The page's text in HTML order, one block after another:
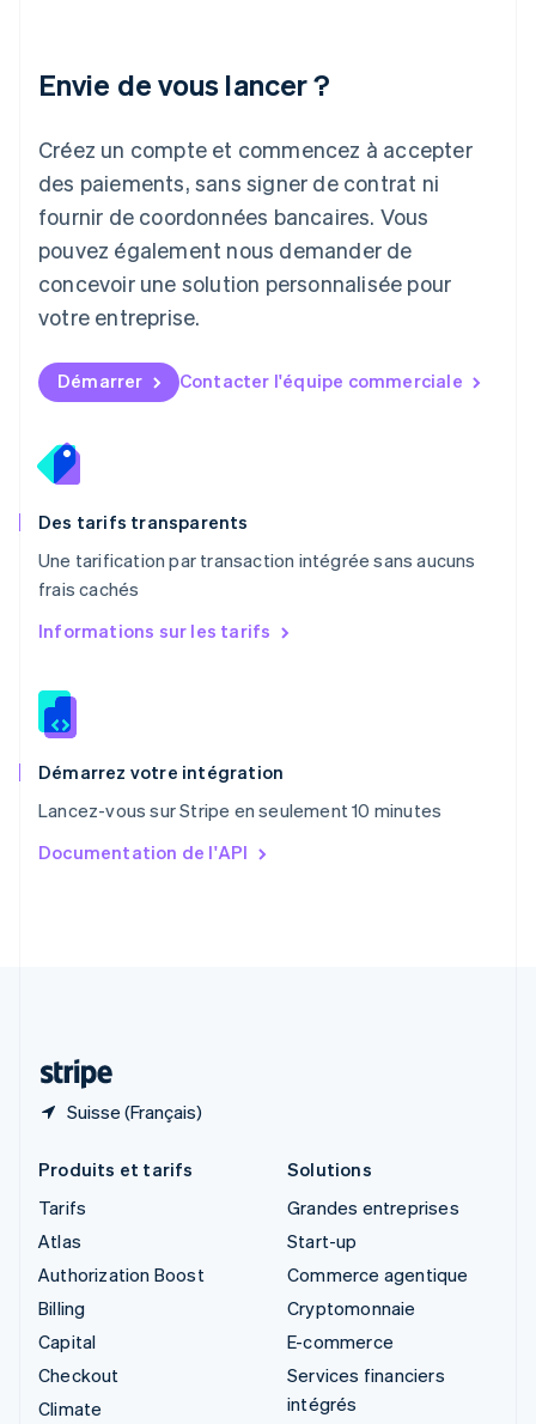
Envie de vous lancer ?
Créez un compte et commencez à accepter
des paiements, sans signer de contrat ni
fournir de coordonnées bancaires. Vous
pouvez également nous demander de
concevoir une solution personnalisée pour
votre entreprise.
Démarrer Contacter l'équipe commerciale
Des tarifs transparents
Une tarification par transaction intégrée sans aucuns
frais cachés
Informations sur les tarifs
Démarrez votre intégration
Lancez-vous sur Stripe en seulement 10 minutes
Documentation de l'API
Suisse (Français)
Deutsch English
Luxembourg
FrançaisDeutsch English
Malaisie
English 简体中文
Malte
English
EspañolEnglish
English
Nouvelle-Zélande
Pays-Bas
Nederlands
English
PortuguêsEnglish
R.A.S. de Hong Kong, Chine
English
Roumanie
Royaume-Uni
English
English简体中文
English
Produits et tarifs
Tarifs
Atlas
Authorization Boost
Billing
Capital
Checkout
Climate
Solutions
Grandes entreprises
Start-up
Commerce agentique
Cryptomonnaie
E-commerce
Services financiers
intégrés